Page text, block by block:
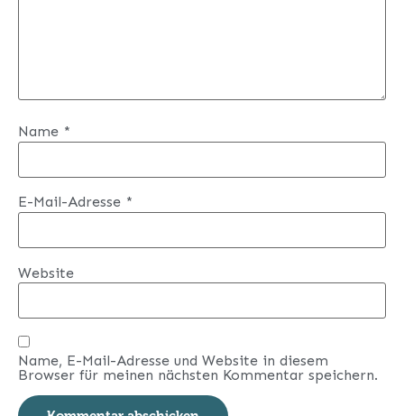
Name *
E-Mail-Adresse *
Website
Name, E-Mail-Adresse und Website in diesem
Browser für meinen nächsten Kommentar speichern.